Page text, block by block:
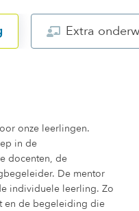
Extra
onze leerlingen.
in de
docenten, de
De mentor
individuele leerling. Zo
en de begeleiding die